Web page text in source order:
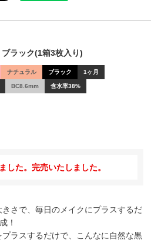
ラック(1箱3枚入り)
ナチュラル ブラック 1ヶ月
BC8.6mm 含水率38%
した。完売いたしました。
さで、毎日のメイクにプラスするだ
！
ラスするだけで、こんなに自然な黒